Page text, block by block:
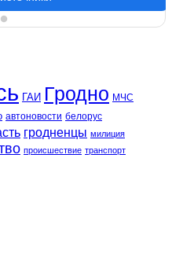
ГАИ Гродно МЧС
автоновости белорус
гродненцы милиция
происшествие транспорт